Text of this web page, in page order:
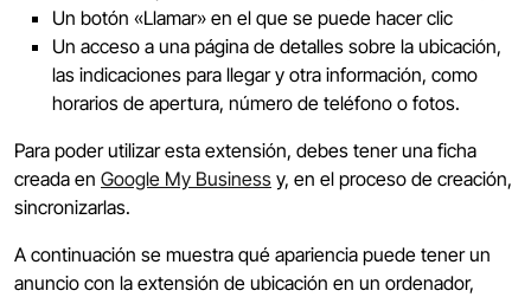
Un botón «Llamar» en el que se puede hacer clic
Un acceso a una página de detalles sobre la ubicación,
las indicaciones para llegar y otra información, como
horarios de apertura, número de teléfono o fotos.
Para poder utilizar esta extensión, debes tener una ficha
creada en Google My Business y, en el proceso de creación,
sincronizarlas.
A continuación se muestra qué apariencia puede tener un
anuncio con la extensión de ubicación en un ordenador,